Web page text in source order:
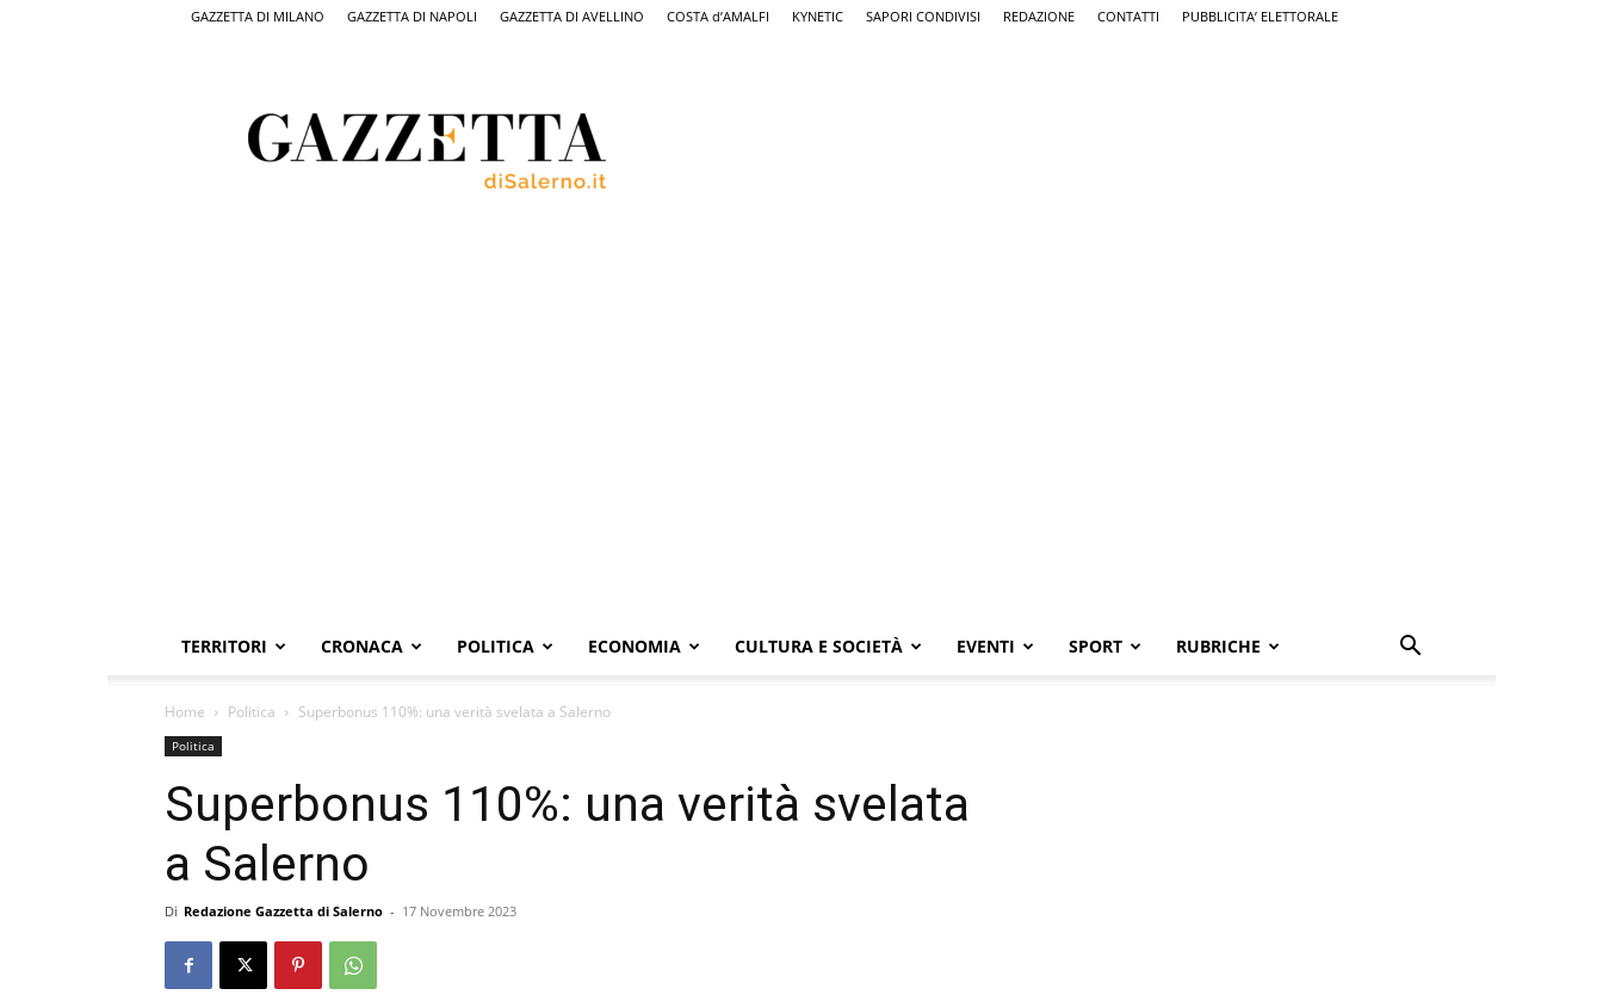
GAZZETTA DI MILANO GAZZETTA DI NAPOLI GAZZETTA DI AVELLINO COSTA d’AMALFI KYNETIC SAPORI CONDIVISI REDAZIONE CONTATTI PUBBLICITA’ ELETTORALE
Salerno,
il
quotidiano
TERRITORI CRONACA POLITICA ECONOMIA CULTURA E SOCIETÀ EVENTI SPORT RUBRICHE
Home Politica Superbonus 110%: una verità svelata a Salerno
Politica
Superbonus 110%: una verità svelata
a Salerno
Di Redazione Gazzetta di Salerno - 17 Novembre 2023